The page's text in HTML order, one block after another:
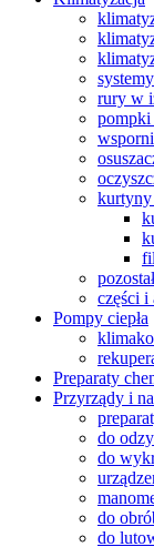
rury w
pompki
części i
Pompy ciepła
Preparaty
Przyrządy i
do
do
do
do